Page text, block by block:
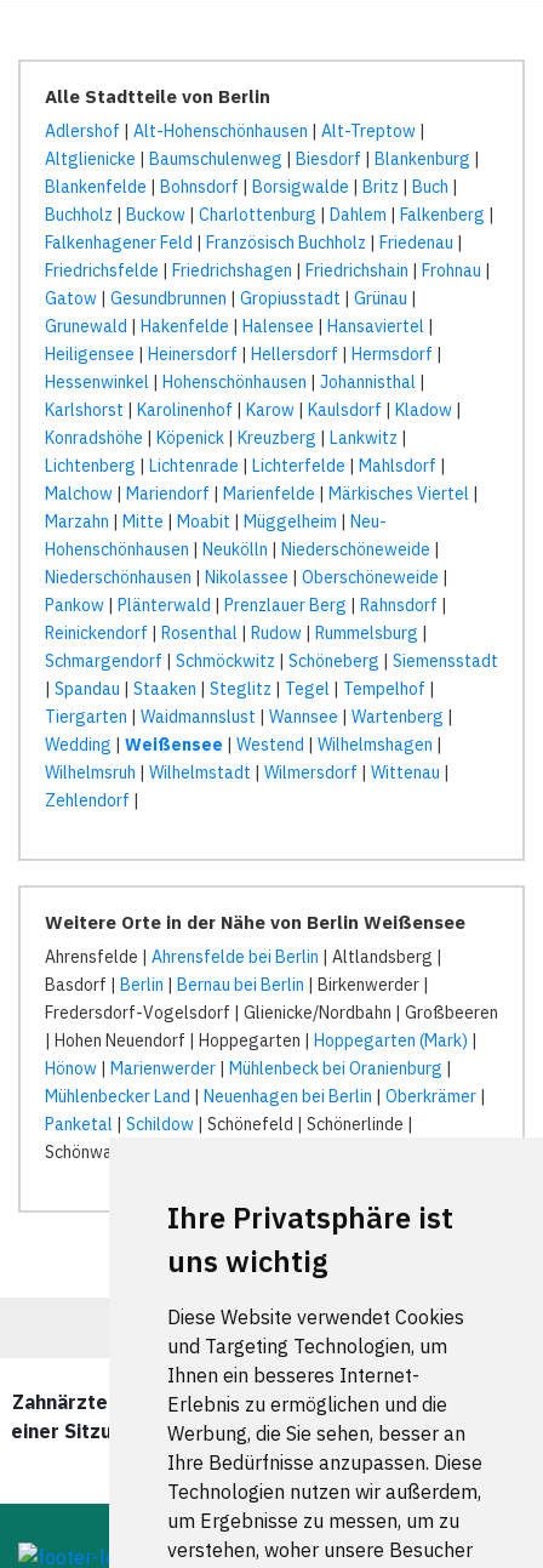
Ihre Privatsphäre ist
uns wichtig
Diese Website verwendet Cookies
und Targeting Technologien, um
Ihnen ein besseres Internet-
Erlebnis zu ermöglichen und die
Werbung, die Sie sehen, besser an
Ihre Bedürfnisse anzupassen. Diese
Technologien nutzen wir außerdem,
um Ergebnisse zu messen, um zu
verstehen, woher unsere Besucher
Alle Stadtteile von Berlin
Adlershof | Alt-Hohenschönhausen | Alt-Treptow |
Altglienicke | Baumschulenweg | Biesdorf | Blankenburg |
Blankenfelde | Bohnsdorf | Borsigwalde | Britz | Buch |
Buchholz | Buckow | Charlottenburg | Dahlem | Falkenberg |
Falkenhagener Feld | Französisch Buchholz | Friedenau |
Friedrichsfelde | Friedrichshagen | Friedrichshain | Frohnau |
Gatow | Gesundbrunnen | Gropiusstadt | Grünau |
Grunewald | Hakenfelde | Halensee | Hansaviertel |
Heiligensee | Heinersdorf | Hellersdorf | Hermsdorf |
Hessenwinkel | Hohenschönhausen | Johannisthal |
Karlshorst | Karolinenhof | Karow | Kaulsdorf | Kladow |
Konradshöhe | Köpenick | Kreuzberg | Lankwitz |
Lichtenberg | Lichtenrade | Lichterfelde | Mahlsdorf |
Malchow | Mariendorf | Marienfelde | Märkisches Viertel |
Marzahn | Mitte | Moabit | Müggelheim | Neu-
Hohenschönhausen | Neukölln | Niederschöneweide |
Niederschönhausen | Nikolassee | Oberschöneweide |
Pankow | Plänterwald | Prenzlauer Berg | Rahnsdorf |
Reinickendorf | Rosenthal | Rudow | Rummelsburg |
Schmargendorf | Schmöckwitz | Schöneberg | Siemensstadt
| Spandau | Staaken | Steglitz | Tegel | Tempelhof |
Tiergarten | Waidmannslust | Wannsee | Wartenberg |
Wedding | Weißensee | Westend | Wilhelmshagen |
Wilhelmsruh | Wilhelmstadt | Wilmersdorf | Wittenau |
Zehlendorf |
Weitere Orte in der Nähe von Berlin Weißensee
Ahrensfelde | Ahrensfelde bei Berlin | Altlandsberg |
Basdorf | Berlin | Bernau bei Berlin | Birkenwerder |
Fredersdorf-Vogelsdorf | Glienicke/Nordbahn | Großbeeren
| Hohen Neuendorf | Hoppegarten | Hoppegarten (Mark) |
Hönow | Marienwerder | Mühlenbeck bei Oranienburg |
Mühlenbecker Land | Neuenhagen bei Berlin | Oberkrämer |
Panketal | Schildow | Schönefeld | Schönerlinde |
Schönwalde |
Zahnärzte und Zahnärztinnen für CEREC - Zahnersatz in
einer Sitzung in Berlin Weißensee wurde zuletzt am 07
August 2026 aktualisiert.